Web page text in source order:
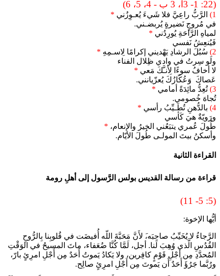
(22: 1- 3أ، 3 ب - 4، 5، 6)
1) الرَّبُّ راعِيَّ فلا شَيءَ يُعـوِزُني *
في مُروجٍ نَضيرةٍ يُربضـني.
لمياهِ الرَّاحَةِ يُورِدُني *
فَيُنعِشُ نَفسي
2)
سُبُلَ الرشادِ يَهْديني إكرامًا لِاسـمِهِ *
ولَو سِرتُ في وادي ظِلال الفناء
لا أخافُ سوءًا لِأنـَّكَ مَعي *
عَصاكَ وَعُكّازُكَ يُعزّيانني.
3) تُعِدُّ مائِدَةً أمامي *
تُجاهَ خُصومي.
4) بالدُّهنِ تُطَـيِّبُ رأسي *
ورَويّةٌ هيَ كَأسي
طُولَ عُمري يتبَعُني الخيرُ والإنعام، *
وأسكنُ بيتَ المولـى طُولَ الأيّام.
القراءة الثانية
قراءة من رسالة القديس بولس الرَّسول إلى أهلِ رومة
(5: 5- 11)
أيُّها الإخوة:
الرَّجاءُ لا يُخَيِّبُ صاحِبَه،َ لأَنَّ مَحَبَّةَ اللّه أُفيضَت في قُلوبِنا بِالرُّوحِ
القُدُسِ الَّذي وُهِبَ لَنا. أجل، لَمَّا كُنَّا ضُعَفاء، ماتَ المسيحُ في الوَقْتِ
المُحدَّدِ مِن أَجْلِ قَوْمٍ كافِرين، ولا يَكادُ يَموتُ أَحَدٌ مِن أَجْلِ امرِئٍ بارّ،
ورُبَّما جَرُؤَ أَحَدٌ أَن يَموتَ مِن أَجْلِ امرِئٍ صالِح.